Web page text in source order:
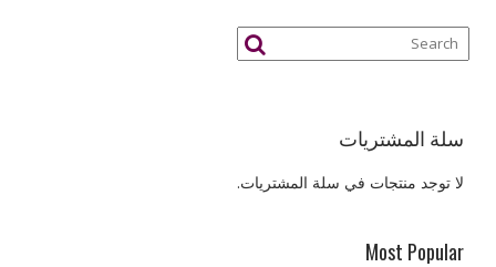
سلة المشتريات
لا توجد منتجات في سلة المشتريات.
Most Popular